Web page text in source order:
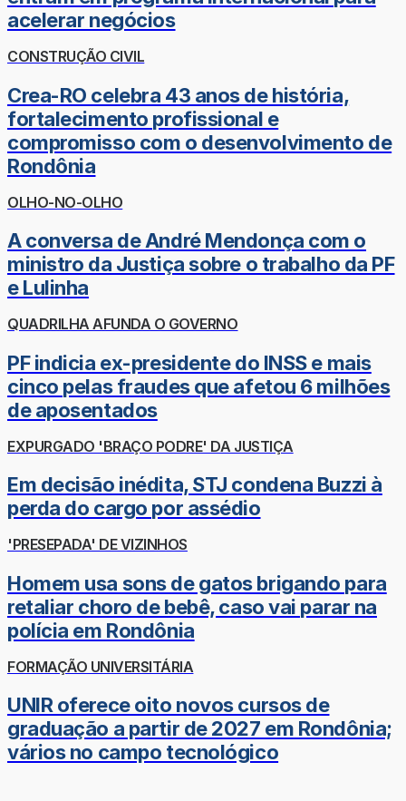
acelerar negócios
CONSTRUÇÃO CIVIL
Crea-RO celebra 43 anos de história,
fortalecimento profissional e
compromisso com o desenvolvimento de
Rondônia
OLHO-NO-OLHO
A conversa de André Mendonça com o
ministro da Justiça sobre o trabalho da PF
e Lulinha
QUADRILHA AFUNDA O GOVERNO
PF indicia ex-presidente do INSS e mais
cinco pelas fraudes que afetou 6 milhões
de aposentados
EXPURGADO 'BRAÇO PODRE' DA JUSTIÇA
Em decisão inédita, STJ condena Buzzi à
perda do cargo por assédio
'PRESEPADA' DE VIZINHOS
Homem usa sons de gatos brigando para
retaliar choro de bebê, caso vai parar na
polícia em Rondônia
FORMAÇÃO UNIVERSITÁRIA
UNIR oferece oito novos cursos de
graduação a partir de 2027 em Rondônia;
vários no campo tecnológico